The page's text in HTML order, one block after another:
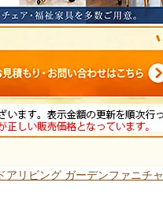
アリビング ガーデンファニチ